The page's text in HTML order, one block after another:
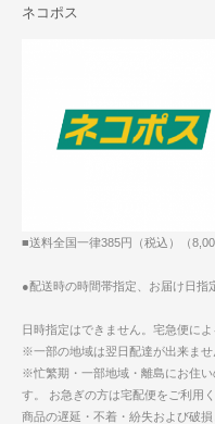
ネコポス
■送料全国一律385円（税込）（
●配送時の時間帯指定、お届け日指
日時指定はできません。宅急便に
※一部の地域は翌日配達が出来ませ
※忙繁期・一部地域・離島にお住
す。 お急ぎの方は宅配便をご利用く
商品の遅延・不着・紛失および破